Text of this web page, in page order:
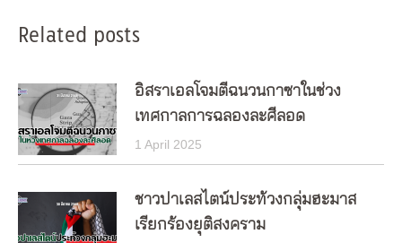
Related posts
อิสราเอลโจมตีฉนวนกาซาในช่วง
เทศกาลการฉลองละศีลอด
1 April 2025
ชาวปาเลสไตน์ประท้วงกลุ่มฮะมาส
เรียกร้องยุติสงคราม